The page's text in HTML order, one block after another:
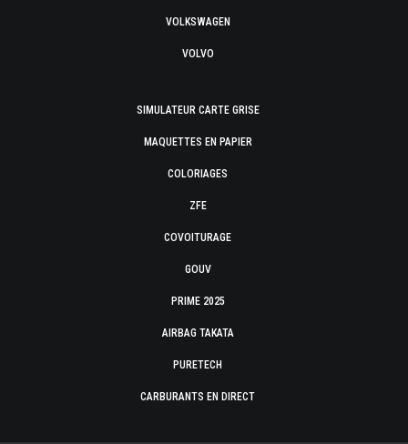
VOLKSWAGEN
VOLVO
SIMULATEUR CARTE GRISE
MAQUETTES EN PAPIER
COLORIAGES
ZFE
COVOITURAGE
GOUV
PRIME 2025
AIRBAG TAKATA
PURETECH
CARBURANTS EN DIRECT